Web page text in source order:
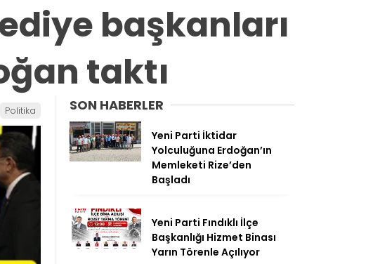
başkanları
taktı
Politika SON HABERLER
Yeni Parti İktidar
Yolculuğuna Erdoğan’ın
Memleketi Rize’den
Başladı
Yeni Parti Fındıklı İlçe
Başkanlığı Hizmet Binası
Yarın Törenle Açılıyor